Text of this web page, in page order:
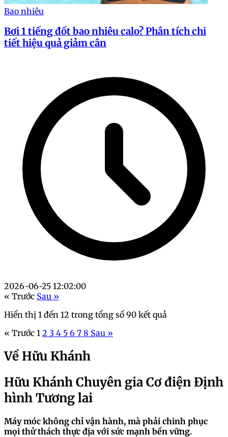
Bao nhiêu
Bơi 1 tiếng đốt bao nhiêu calo? Phân tích chi
tiết hiệu quả giảm cân
2026-06-25 12:02:00
« Trước Sau »
Hiển thị 1 đến 12 trong tổng số 90 kết quả
« Trước 1 2 3 4 5 6 7 8 Sau »
Về Hữu Khánh
Hữu Khánh Chuyên gia Cơ điện Định
hình Tương lai
Máy móc không chỉ vận hành, mà phải chinh phục
mọi thử thách thực địa với sức mạnh bền vững.